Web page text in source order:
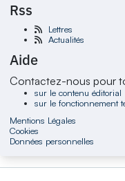
Rss
Lettres
Actualités
Aide
Contactez-nous pour
sur le contenu éditorial
sur le fonctionnement
Mentions Légales
Cookies
Données personnelles